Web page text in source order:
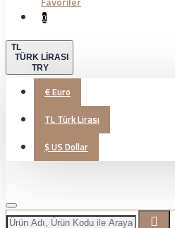
0
TL
TÜRK LIRASI
TRY
€Euro
TL Türk Lirası
$ US Dollar